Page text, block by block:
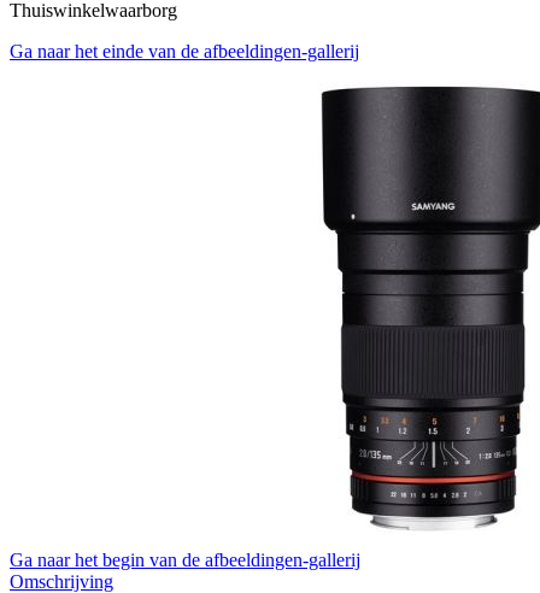
Thuiswinkelwaarborg
Ga naar het einde van de afbeeldingen-gallerij
Ga naar het begin van de afbeeldingen-gallerij
Omschrijving